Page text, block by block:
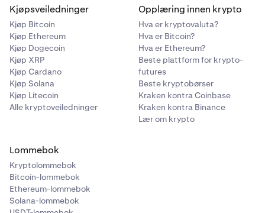
Kjøpsveiledninger
Kjøp Bitcoin
Kjøp Ethereum
Kjøp Dogecoin
Kjøp XRP
Kjøp Cardano
Kjøp Solana
Kjøp Litecoin
Alle kryptoveiledninger
Opplæring innen krypto
Hva er kryptovaluta?
Hva er Bitcoin?
Hva er Ethereum?
Beste plattform for krypto-
futures
Beste kryptobørser
Kraken kontra Coinbase
Kraken kontra Binance
Lær om krypto
Lommebok
Kryptolommebok
Bitcoin-lommebok
Ethereum-lommebok
Solana-lommebok